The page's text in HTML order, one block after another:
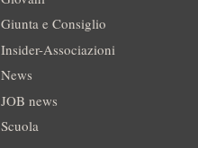
Giunta e Consiglio
Insider-Associazioni
News
JOB news
Scuola